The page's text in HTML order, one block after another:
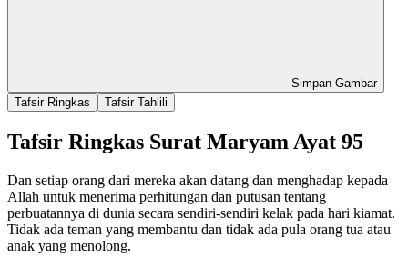
Simpan Gambar
Tafsir Ringkas
Tafsir Tahlili
Tafsir Ringkas Surat Maryam Ayat 95
Dan setiap orang dari mereka akan datang dan menghadap kepada
Allah untuk menerima perhitungan dan putusan tentang
perbuatannya di dunia secara sendiri-sendiri kelak pada hari kiamat.
Tidak ada teman yang membantu dan tidak ada pula orang tua atau
anak yang menolong.